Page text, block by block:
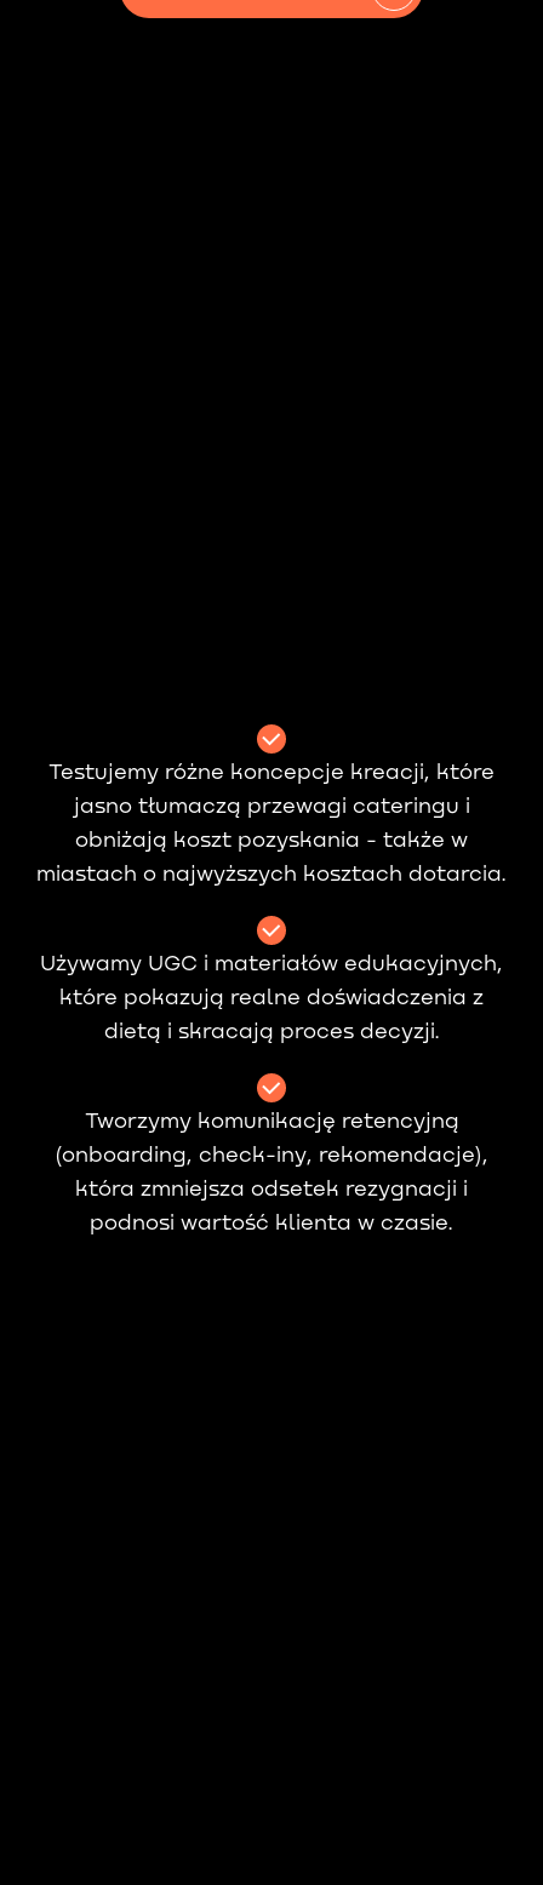
Testujemy różne koncepcje kreacji, które
jasno tłumaczą przewagi cateringu i
obniżają koszt pozyskania - także w
miastach o najwyższych kosztach dotarcia.
Używamy UGC i materiałów edukacyjnych,
które pokazują realne doświadczenia z
dietą i skracają proces decyzji.
Tworzymy komunikację retencyjną
(onboarding, check-iny, rekomendacje),
która zmniejsza odsetek rezygnacji i
podnosi wartość klienta w czasie.